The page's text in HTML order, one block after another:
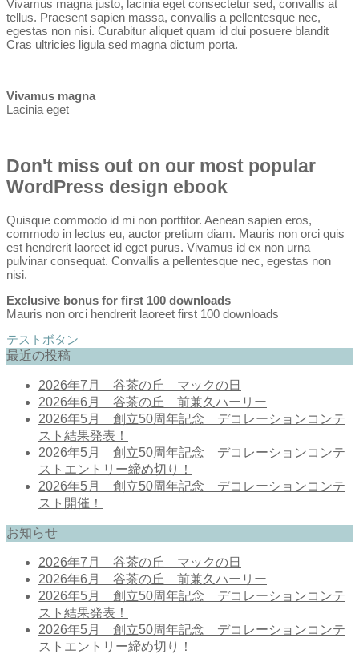
Vivamus magna justo, lacinia eget consectetur sed, convallis at
tellus. Praesent sapien massa, convallis a pellentesque nec,
egestas non nisi. Curabitur aliquet quam id dui posuere blandit
Cras ultricies ligula sed magna dictum porta.
Vivamus magna
Lacinia eget
Don't miss out on our most popular
WordPress design ebook
Quisque commodo id mi non porttitor. Aenean sapien eros,
commodo in lectus eu, auctor pretium diam. Mauris non orci quis
est hendrerit laoreet id eget purus. Vivamus id ex non urna
pulvinar consequat. Convallis a pellentesque nec, egestas non
nisi.
Exclusive bonus for first 100 downloads
Mauris non orci hendrerit laoreet first 100 downloads
テストボタン
最近の投稿
2026年7月 谷茶の丘 マックの日
2026年6月 谷茶の丘 前兼久ハーリー
2026年5月 創立50周年記念 デコレーションコンテ
スト結果発表！
2026年5月 創立50周年記念 デコレーションコンテ
ストエントリー締め切り！
2026年5月 創立50周年記念 デコレーションコンテ
スト開催！
お知らせ
2026年7月 谷茶の丘 マックの日
2026年6月 谷茶の丘 前兼久ハーリー
2026年5月 創立50周年記念 デコレーションコンテ
スト結果発表！
2026年5月 創立50周年記念 デコレーションコンテ
ストエントリー締め切り！